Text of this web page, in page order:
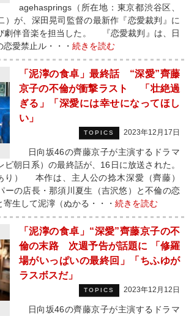
agehasprings（所在地：東京都渋谷区、
）が、深田晃司監督の最新作『恋愛裁判』に
劇伴音楽を担当した。 『恋愛裁判』は、日
愛禁止ル・・・ 続きを読む
「泥濘の食卓」最終話 “深愛”齊藤
京子の不倫が衝撃ラスト 「壮絶過
ぎる」「深愛には幸せになってほし
い」
TOPICS 2023年12月17日
日向坂46の齊藤京子が主演するドラマ
ビ朝日系）の最終話が、16日に放送された。
り） 本作は、主人公の捻木深愛（齊藤）
ーの店長・那須川夏生（吉沢悠）と不倫の恋
生して泥濘（ぬかる・・・ 続きを読む
「泥濘の食卓」“深愛”齊藤京子の不
倫の末路 次週予告が話題に 「修羅
場がいっぱいの最終回」「ちふゆが
ラスボスだ」
TOPICS 2023年12月12日
日向坂46の齊藤京子が主演するドラマ